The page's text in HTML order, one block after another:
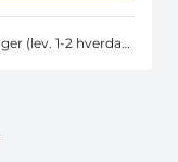
På lager (lev. 1-2 hverdage)